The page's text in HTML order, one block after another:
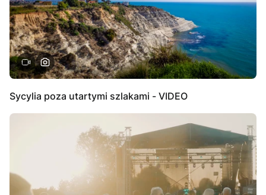
Sycylia poza utartymi szlakami - VIDEO